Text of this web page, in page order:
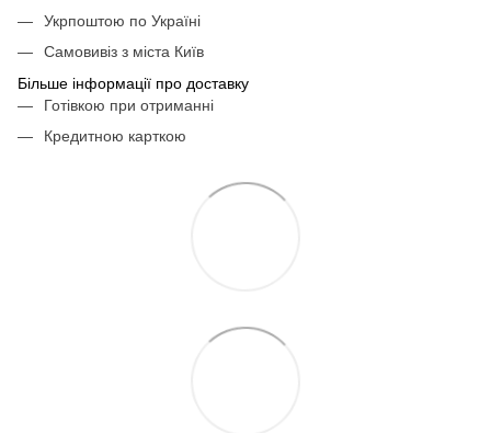
Укрпоштою по Україні
Самовивіз з міста Київ
Більше інформації про доставку
Готівкою при отриманні
Кредитною карткою